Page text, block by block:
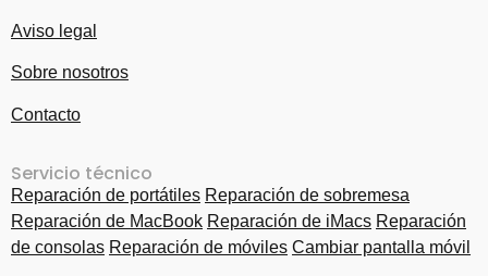
Aviso legal
Sobre nosotros
Contacto
Servicio técnico
Reparación de portátiles Reparación de sobremesa
Reparación de MacBook Reparación de iMacs Reparación
de consolas Reparación de móviles Cambiar pantalla móvil